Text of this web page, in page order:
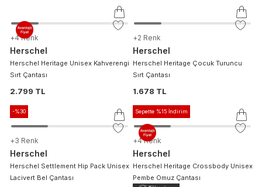
+ 4 Renk
Herschel
Herschel Heritage Unisex Kahverengi
Sırt Çantası
2.799 TL
+ 2 Renk
Herschel
Herschel Heritage Çocuk Turuncu
Sırt Çantası
1.678 TL
-%30
+ 3 Renk
Herschel
Herschel Settlement Hip Pack Unisex
Lacivert Bel Çantası
Sepette %15 İndirim
+ 4 Renk
Herschel
Herschel Heritage Crossbody Unisex
Pembe Omuz Çantası